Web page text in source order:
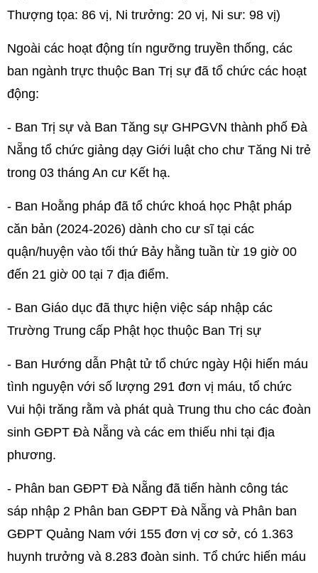
Thượng tọa: 86 vị, Ni trưởng: 20 vị, Ni sư: 98 vị)
Ngoài các hoạt động tín ngưỡng truyền thống, các
ban ngành trực thuộc Ban Trị sự đã tổ chức các hoạt
động:
- Ban Trị sự và Ban Tăng sự GHPGVN thành phố Đà
Nẵng tổ chức giảng dạy Giới luật cho chư Tăng Ni trẻ
trong 03 tháng An cư Kết hạ.
- Ban Hoằng pháp đã tổ chức khoá học Phật pháp
căn bản (2024-2026) dành cho cư sĩ tại các
quận/huyện vào tối thứ Bảy hằng tuần từ 19 giờ 00
đến 21 giờ 00 tại 7 địa điểm.
- Ban Giáo dục đã thực hiện việc sáp nhập các
Trường Trung cấp Phật học thuộc Ban Trị sự
- Ban Hướng dẫn Phật tử tổ chức ngày Hội hiến máu
tình nguyện với số lượng 291 đơn vị máu, tổ chức
Vui hội trăng rằm và phát quà Trung thu cho các đoàn
sinh GĐPT Đà Nẵng và các em thiếu nhi tại địa
phương.
- Phân ban GĐPT Đà Nẵng đã tiến hành công tác
sáp nhập 2 Phân ban GĐPT Đà Nẵng và Phân ban
GĐPT Quảng Nam với 155 đơn vị cơ sở, có 1.363
huynh trưởng và 8.283 đoàn sinh. Tổ chức hiến máu